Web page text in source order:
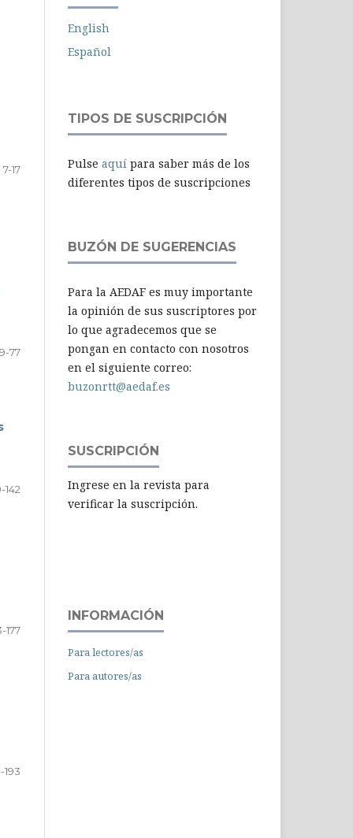
7-17
77
142
177
193
English
Español
TIPOS DE SUSCRIPCIÓN
Pulse aquí para saber más de los
diferentes tipos de suscripciones
BUZÓN DE SUGERENCIAS
Para la AEDAF es muy importante
la opinión de sus suscriptores por
lo que agradecemos que se
pongan en contacto con nosotros
en el siguiente correo:
buzonrtt@aedaf.es
SUSCRIPCIÓN
Ingrese en la revista para
verificar la suscripción.
INFORMACIÓN
Para lectores/as
Para autores/as